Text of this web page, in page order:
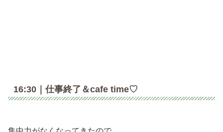
16:30｜仕事終了＆cafe time♡